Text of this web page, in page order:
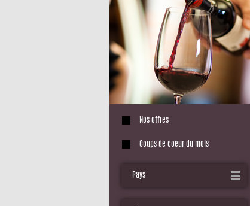
Nos offres
Coups de coeur du mois
Pays